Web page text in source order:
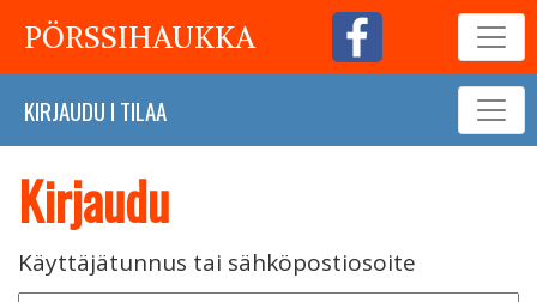
PÖRSSIHAUKKA
KIRJAUDU I TILAA
Kirjaudu
Käyttäjätunnus tai sähköpostiosoite